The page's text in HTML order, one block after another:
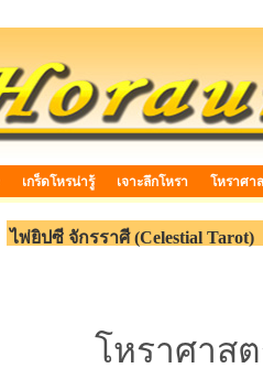
เกร็ดโหรน่ารู้ เจาะลึกโหรา โหราศา
ไพ่ยิปซี จักรราศี (Celestial Tarot)
โหราศาสตร์